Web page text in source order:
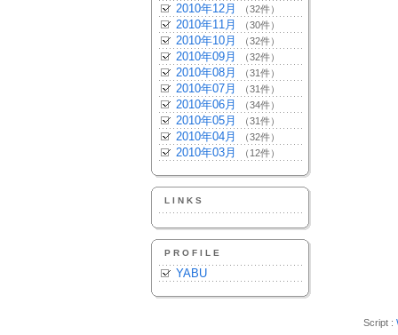
2010年12月 （32件）
2010年11月 （30件）
2010年10月 （32件）
2010年09月 （32件）
2010年08月 （31件）
2010年07月 （31件）
2010年06月 （34件）
2010年05月 （31件）
2010年04月 （32件）
2010年03月 （12件）
LINKS
PROFILE
YABU
Script :